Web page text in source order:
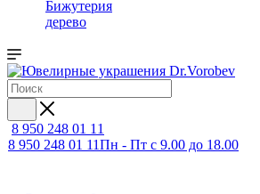
Бижутерия
дерево
8 950 248 01 11
8 950 248 01 11Пн - Пт с 9.00 до 18.00